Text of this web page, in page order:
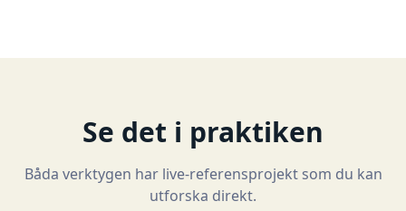
Se det i praktiken
Båda verktygen har live-referensprojekt som du kan
utforska direkt.